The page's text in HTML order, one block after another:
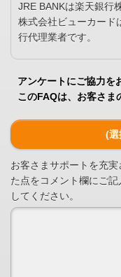
JRE BANKは楽天銀行
株式会社ビューカード
行代理業者です。
アンケートにご協力を
このFAQは、お客さま
(選
お客さまサポートを充
た点をコメント欄にご
してください。